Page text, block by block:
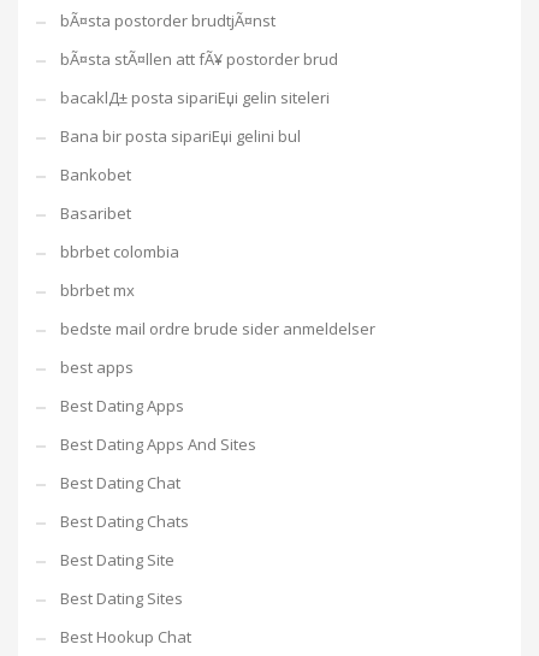
bÃ¤sta postorder brudtjÃ¤nst
bÃ¤sta stÃ¤llen att fÃ¥ postorder brud
bacaklД± posta sipariЕџi gelin siteleri
Bana bir posta sipariЕџi gelini bul
Bankobet
Basaribet
bbrbet colombia
bbrbet mx
bedste mail ordre brude sider anmeldelser
best apps
Best Dating Apps
Best Dating Apps And Sites
Best Dating Chat
Best Dating Chats
Best Dating Site
Best Dating Sites
Best Hookup Chat